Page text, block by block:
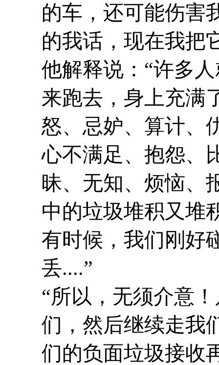
的车，还可能伤害
的我话，现在我把
他解释说：“许多
来跑去，身上充满
怒、忌妒、算计、
心不满足、抱怨、
昧、无知、烦恼、
中的垃圾堆积又堆
有时候，我们刚好
丢....”
“所以，无须介意
们，然后继续走我
们的负面垃圾接收